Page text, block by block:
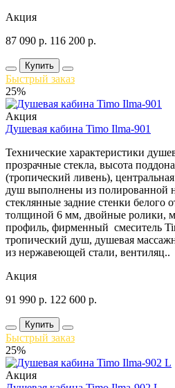
Акция
87 090 р. 116 200 р.
Купить
Быстрый заказ
25%
Акция
Душевая кабина Timo Ilma-901
Технические характеристики
прозрачные стекла, высота
(тропический ливень),
душ выполнены из полированной
стеклянные задние стенки белого
толщиной 6 мм, двойные ролики,
профиль, фирменный смеситель
тропический душ, душевая
из нержавеющей стали, вентиляц..
Акция
91 990 р. 122 600 р.
Купить
Быстрый заказ
25%
Акция